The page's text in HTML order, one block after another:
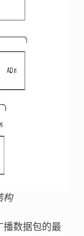
构
播数据包的最